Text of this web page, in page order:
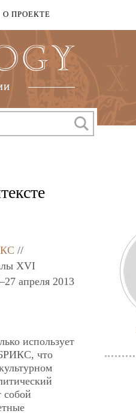
О ПРОЕКТЕ
//
XVI
апреля 2013
использует
что
собой